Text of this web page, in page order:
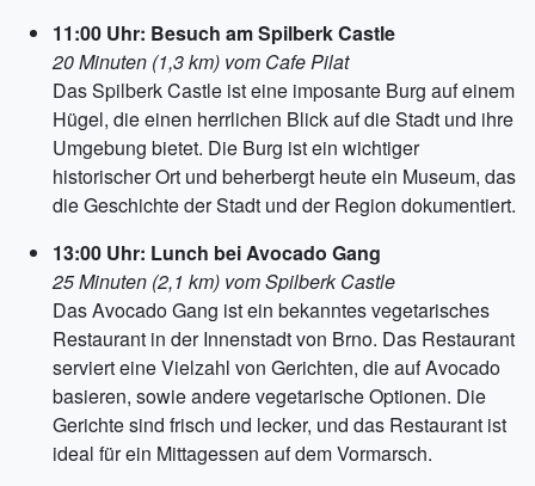
11:00 Uhr: Besuch am Spilberk Castle
20 Minuten (1,3 km) vom Cafe Pilat
Das Spilberk Castle ist eine imposante Burg auf einem
Hügel, die einen herrlichen Blick auf die Stadt und ihre
Umgebung bietet. Die Burg ist ein wichtiger
historischer Ort und beherbergt heute ein Museum, das
die Geschichte der Stadt und der Region dokumentiert.
13:00 Uhr: Lunch bei Avocado Gang
25 Minuten (2,1 km) vom Spilberk Castle
Das Avocado Gang ist ein bekanntes vegetarisches
Restaurant in der Innenstadt von Brno. Das Restaurant
serviert eine Vielzahl von Gerichten, die auf Avocado
basieren, sowie andere vegetarische Optionen. Die
Gerichte sind frisch und lecker, und das Restaurant ist
ideal für ein Mittagessen auf dem Vormarsch.